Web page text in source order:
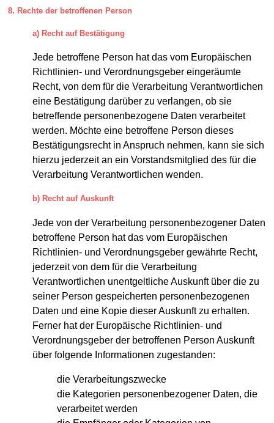
8. Rechte der betroffenen Person
a) Recht auf Bestätigung
Jede betroffene Person hat das vom Europäischen
Richtlinien- und Verordnungsgeber eingeräumte
Recht, von dem für die Verarbeitung Verantwortlichen
eine Bestätigung darüber zu verlangen, ob sie
betreffende personenbezogene Daten verarbeitet
werden. Möchte eine betroffene Person dieses
Bestätigungsrecht in Anspruch nehmen, kann sie sich
hierzu jederzeit an ein Vorstandsmitglied des für die
Verarbeitung Verantwortlichen wenden.
b) Recht auf Auskunft
Jede von der Verarbeitung personenbezogener Daten
betroffene Person hat das vom Europäischen
Richtlinien- und Verordnungsgeber gewährte Recht,
jederzeit von dem für die Verarbeitung
Verantwortlichen unentgeltliche Auskunft über die zu
seiner Person gespeicherten personenbezogenen
Daten und eine Kopie dieser Auskunft zu erhalten.
Ferner hat der Europäische Richtlinien- und
Verordnungsgeber der betroffenen Person Auskunft
über folgende Informationen zugestanden:
die Verarbeitungszwecke
die Kategorien personenbezogener Daten, die
verarbeitet werden